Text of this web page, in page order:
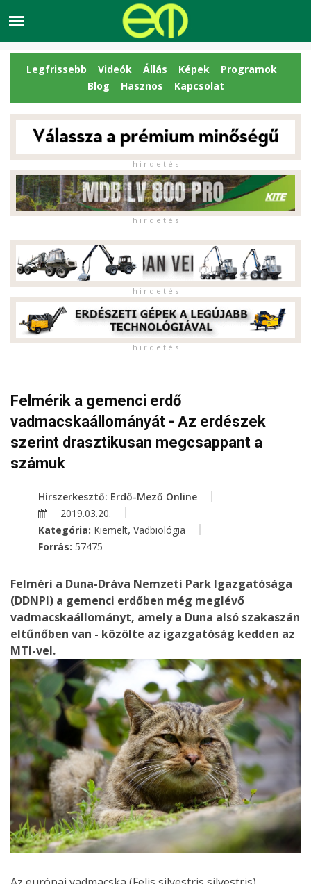
Legfrissebb Videók Állás Képek
Programok
Blog
Hasznos Kapcsolat
h i r d e t é s
h i r d e t é s
h i r d e t é s
h i r d e t é s
Felmérik a gemenci erdő
vadmacskaállományát - Az erdészek
szerint drasztikusan megcsappant a
számuk
Hírszerkesztő: Erdő-Mező Online
2019.03.20.
Kategória: Kiemelt, Vadbiológia
Forrás: 57475
Felméri a Duna-Dráva Nemzeti Park Igazgatósága
(DDNPI) a gemenci erdőben még meglévő
vadmacskaállományt, amely a Duna alsó szakaszán
eltűnőben van - közölte az igazgatóság kedden az
MTI-vel.